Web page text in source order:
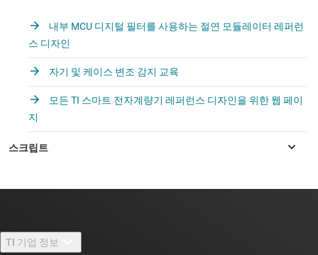
내부 MCU 디지털 필터를 사용하는 절연 모듈레이터 레퍼런
스 디자인
자기 및 케이스 변조 감지 교육
모든 TI 스마트 전자계량기 레퍼런스 디자인을 위한 웹 페이
지
TI 기업 정보